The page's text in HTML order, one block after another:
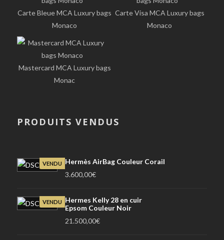
Carte Bleue MCA Luxury bags
Monaco
Carte Visa MCA Luxury bags
Monaco
Mastercard MCA Luxury bags
Monac
PRODUITS VENDUS
VENDU
Hermès AirBag Couleur Corail
3.600,00€
VENDU
Hermes Kelly 28 en cuir
Epsom Couleur Noir
21.500,00€